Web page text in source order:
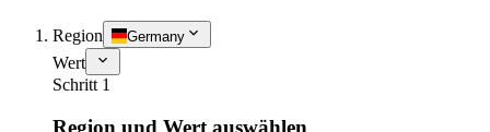
Region Germany
Wert
Schritt 1
Region und Wert auswählen